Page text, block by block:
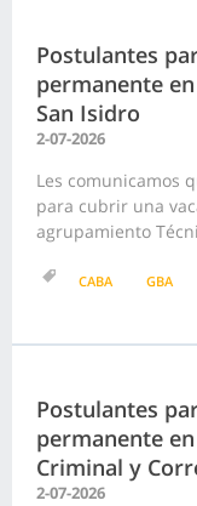
Postulantes
permanente
San Isidro
2-07-2026
Les comunicamos
para cubrir una
agrupamiento
CABA GBA
Postulantes
permanente
Criminal y
2-07-2026